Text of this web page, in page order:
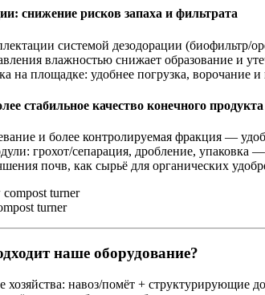
снижение рисков запаха и фильтрата
системой дезодорации (биофильтр/
влажностью снижает образование и
на площадке: удобнее погрузка, ворочание и
стабильное качество конечного продукта
и более контролируемая фракция —
грохот/сепарация, дробление, упаковка —
почв, как сырьё для органических
turner
наше оборудование?
хозяйства: навоз/помёт + структурирующие